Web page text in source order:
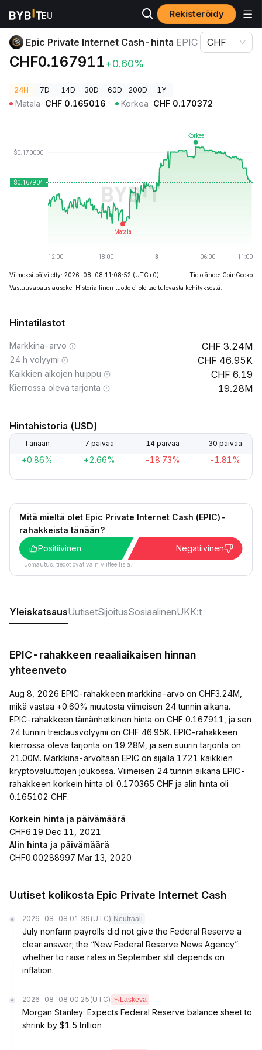
Rekisteröidy
Kryptohinnat Epic Private Internet Cash-hinta EPIC
Epic Private Internet Cash-hinta EPIC
CHF0.167911+0.60%
CHF
24H 7D 14D 30D 60D 200D 1Y
Matala CHF 0.165016 Korkea CHF 0.170372
Viimeksi päivitetty: 2026-08-08 11:08:52 (UTC+0)
Tietolähde: CoinGecko
Vastuuvapauslauseke: Historiallinen tuotto ei ole tae tulevasta kehityksestä.
Hintatilastot
Markkina-arvo 3.24M
24 h volyymi 46.95K
Kaikkien aikojen huippu 6.19
Kierrossa oleva tarjonta 19.28M
Hintahistoria (USD)
Tänään 7 päivää 14 päivää 30 päivää
+0.86% +2.66% -18.73% -1.81%
Mitä mieltä olet Epic Private Internet Cash (EPIC)-
rahakkeista tänään?
Positiivinen
Negatiivinen
Huomautus: tiedot ovat vain viitteellisiä.
YleiskatsausUutisetSijoitusSosiaalinenUKK:t
EPIC-rahakkeen reaaliaikaisen hinnan
yhteenveto
Aug 8, 2026 EPIC-rahakkeen markkina-arvo on CHF3.24M,
mikä vastaa +0.60% muutosta viimeisen 24 tunnin aikana.
EPIC-rahakkeen tämänhetkinen hinta on CHF 0.167911, ja sen
24 tunnin treidausvolyymi on CHF 46.95K. EPIC-rahakkeen
kierrossa oleva tarjonta on 19.28M, ja sen suurin tarjonta on
21.00M. Markkina-arvoltaan EPIC on sijalla 1721 kaikkien
kryptovaluuttojen joukossa. Viimeisen 24 tunnin aikana EPIC-
rahakkeen korkein hinta oli 0.170365 CHF ja alin hinta oli
0.165102 CHF.
Korkein hinta ja päivämäärä
CHF6.19 Dec 11, 2021
Alin hinta ja päivämäärä
CHF0.00288997 Mar 13, 2020
Uutiset kolikosta Epic Private Internet Cash
2026-08-08 01:39 (UTC) Neutraali
July nonfarm payrolls did not give the Federal Reserve a
clear answer; the “New Federal Reserve News Agency”:
whether to raise rates in September still depends on
inflation.
2026-08-08 00:25 (UTC) Laskeva
Morgan Stanley: Expects Federal Reserve balance sheet to
shrink by $1.5 trillion